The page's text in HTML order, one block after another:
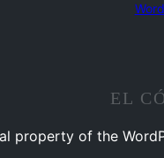
EL
property of the